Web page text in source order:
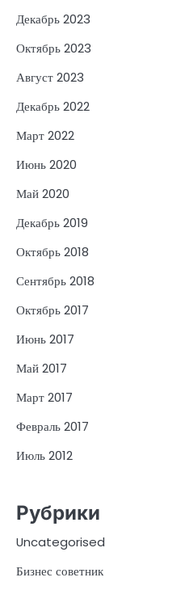
Декабрь 2023
Октябрь 2023
Август 2023
Декабрь 2022
Март 2022
Июнь 2020
Май 2020
Декабрь 2019
Октябрь 2018
Сентябрь 2018
Октябрь 2017
Июнь 2017
Май 2017
Март 2017
Февраль 2017
Июль 2012
Рубрики
Uncategorised
Бизнес советник